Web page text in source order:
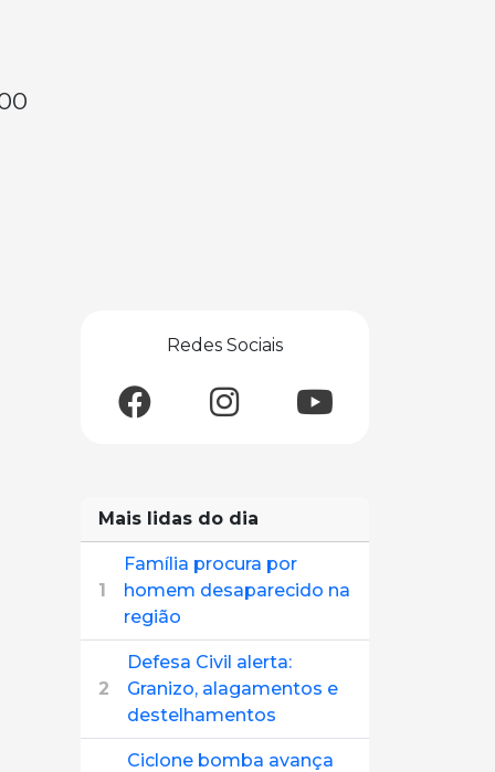
Redes Sociais
Mais lidas do dia
1
Família procura por
homem desaparecido na
região
2
Defesa Civil alerta:
Granizo, alagamentos e
destelhamentos
Ciclone bomba avança